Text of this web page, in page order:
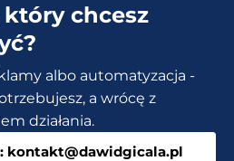
chcesz
albo automatyzacja -
a wrócę z
działania.
kontakt@dawidgicala.pl